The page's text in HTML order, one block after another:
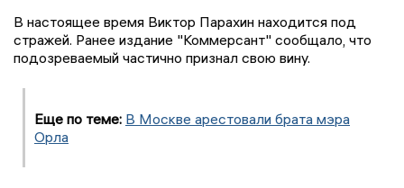
В настоящее время Виктор Парахин находится под
стражей. Ранее издание "Коммерсант" сообщало, что
подозреваемый частично признал свою вину.
Еще по теме: В Москве арестовали брата мэра
Орла